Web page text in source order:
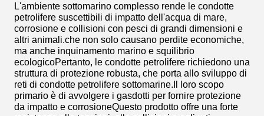
L'ambiente sottomarino complesso rende le condotte
petrolifere suscettibili di impatto dell'acqua di mare,
corrosione e collisioni con pesci di grandi dimensioni e
altri animali.che non solo causano perdite economiche,
ma anche inquinamento marino e squilibrio
ecologicoPertanto, le condotte petrolifere richiedono una
struttura di protezione robusta, che porta allo sviluppo di
reti di condotte petrolifere sottomarine.Il loro scopo
primario è di avvolgere i gasdotti per fornire protezione
da impatto e corrosioneQuesto prodotto offre una forte